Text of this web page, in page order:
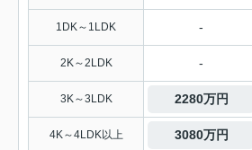
1DK～1LDK -
2K～2LDK -
3K～3LDK 2280万円
4K～4LDK以上 3080万円